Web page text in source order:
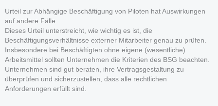
Urteil zur Abhängige Beschäftigung von Piloten hat Auswirkungen
auf andere Fälle
Dieses Urteil unterstreicht, wie wichtig es ist, die
Beschäftigungsverhältnisse externer Mitarbeiter genau zu prüfen.
Insbesondere bei Beschäftigten ohne eigene (wesentliche)
Arbeitsmittel sollten Unternehmen die Kriterien des BSG beachten.
Unternehmen sind gut beraten, ihre Vertragsgestaltung zu
überprüfen und sicherzustellen, dass alle rechtlichen
Anforderungen erfüllt sind.